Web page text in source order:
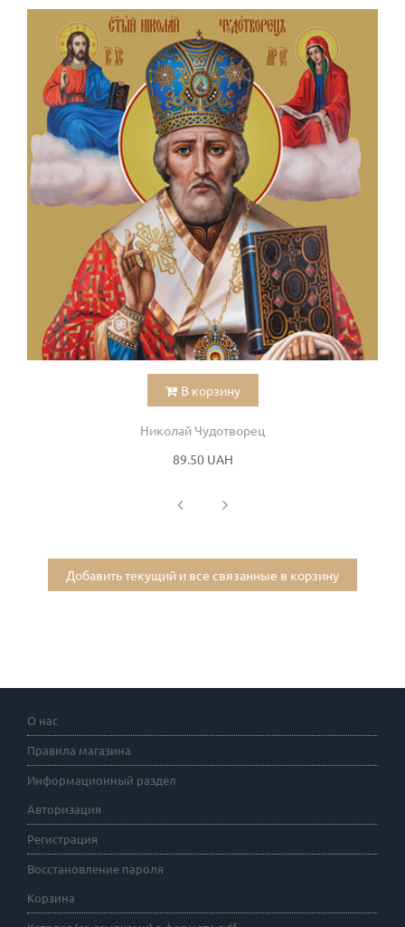
В корзину
Николай Чудотворец
89.50 UAH
Добавить текущий и все связанные в корзину
О нас
Правила магазина
Информационный раздел
Авторизация
Регистрация
Восстановление пароля
Корзина